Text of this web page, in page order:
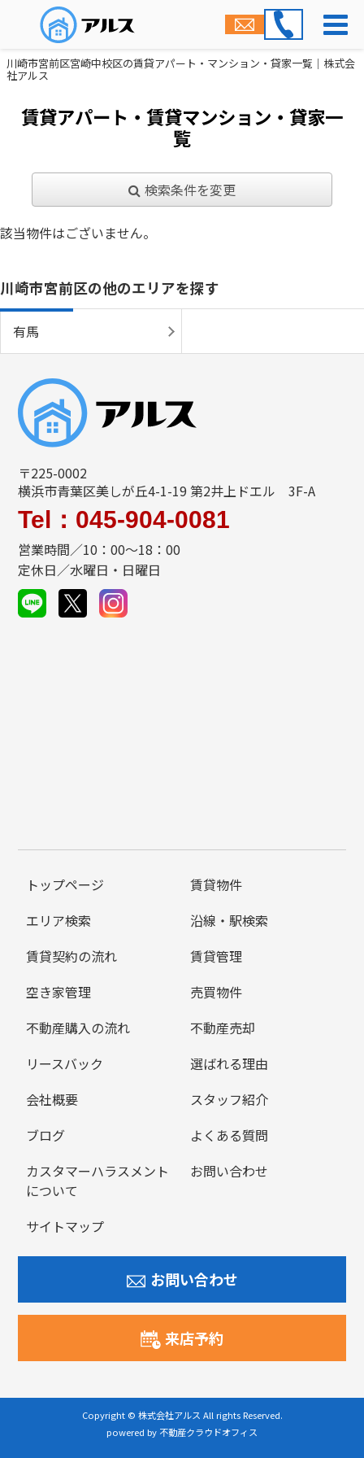
川崎市宮前区宮崎中校区の賃貸アパート・マンション・貸家一覧｜株式会
社アルス
賃貸アパート・賃貸マンション・貸家一
覧
検索条件を変更
該当物件はございません。
川崎市宮前区の他のエリアを探す
有馬
〒225-0002
横浜市青葉区美しが丘4-1-19 第2井上ドエル 3F-A
Tel：045-904-0081
営業時間／10：00～18：00
定休日／水曜日・日曜日
トップページ
賃貸物件
エリア検索
沿線・駅検索
賃貸契約の流れ
賃貸管理
空き家管理
売買物件
不動産購入の流れ
不動産売却
リースバック
選ばれる理由
会社概要
スタッフ紹介
ブログ
よくある質問
カスタマーハラスメント
について
お問い合わせ
サイトマップ
お問い合わせ
来店予約
Copyright © 株式会社アルス All rights Reserved.
powered by 不動産クラウドオフィス